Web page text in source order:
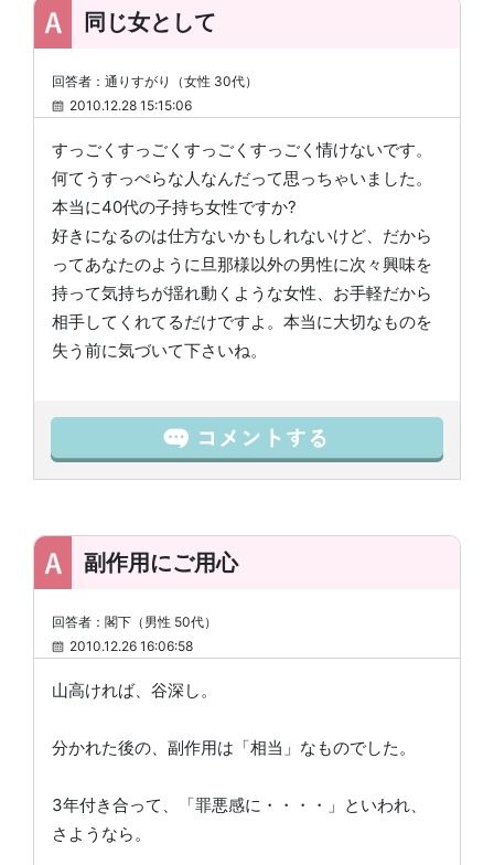
同じ女として
回答者：通りすがり（女性 30代）
2010.12.28 15:15:06
すっごくすっごくすっごくすっごく情けないです。
何てうすっぺらな人なんだって思っちゃいました。
本当に40代の子持ち女性ですか?
好きになるのは仕方ないかもしれないけど、だから
ってあなたのように旦那様以外の男性に次々興味を
持って気持ちが揺れ動くような女性、お手軽だから
相手してくれてるだけですよ。本当に大切なものを
失う前に気づいて下さいね。
副作用にご用心
回答者：閣下（男性 50代）
2010.12.26 16:06:58
山高ければ、谷深し。
分かれた後の、副作用は「相当」なものでした。
3年付き合って、「罪悪感に・・・・」といわれ、
さようなら。